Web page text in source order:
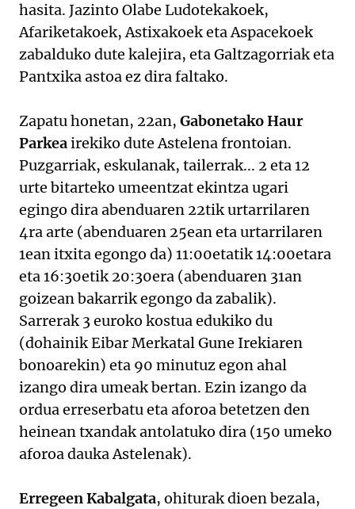
hasita. Jazinto Olabe Ludotekakoek,
Afariketakoek, Astixakoek eta Aspacekoek
zabalduko dute kalejira, eta Galtzagorriak eta
Pantxika astoa ez dira faltako.
Zapatu honetan, 22an, Gabonetako Haur
Parkeairekiko dute Astelena frontoian.
Puzgarriak, eskulanak, tailerrak... 2 eta 12
urte bitarteko umeentzat ekintza ugari
egingo dira abenduaren 22tik urtarrilaren
4ra arte (abenduaren 25ean eta urtarrilaren
1ean itxita egongo da) 11:00etatik 14:00etara
eta 16:30etik 20:30era (abenduaren 31an
goizean bakarrik egongo da zabalik).
Sarrerak 3 euroko kostua edukiko du
(dohainik Eibar Merkatal Gune Irekiaren
bonoarekin) eta 90 minutuz egon ahal
izango dira umeak bertan. Ezin izango da
ordua erreserbatu eta aforoa betetzen den
heinean txandak antolatuko dira (150 umeko
aforoa dauka Astelenak).
Erregeen Kabalgata, ohiturak dioen bezala,